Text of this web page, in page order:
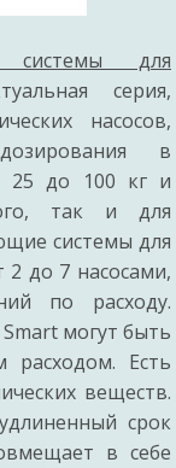
системы для
серия,
насосов,
в
25 до 100 кг и
так и для
системы для
2 до 7 насосами,
по расходу.
могут быть
Есть
веществ.
срок
в себе